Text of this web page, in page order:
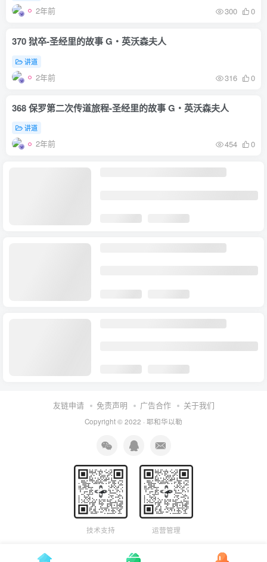
2年前 300 0
370 狱卒-圣经里的故事 G‧英沃森夫人
讲道
2年前 316 0
368 保罗第二次传道旅程-圣经里的故事 G‧英沃森夫人
讲道
2年前 454 0
友链申请 免责声明 广告合作 关于我们
Copyright © 2022 · 耶和华以勒
技术支持 运营管理